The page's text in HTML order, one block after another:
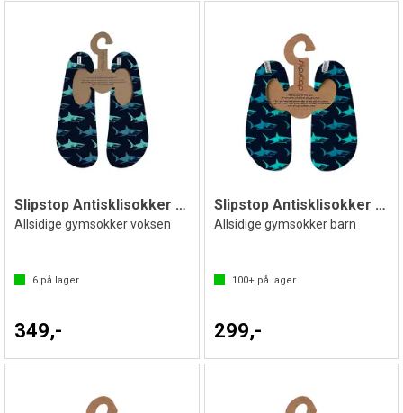
Slipstop Antisklisokker Big Blue
Allsidige gymsokker voksen
6 på lager
349,-
Slipstop Antisklisokker Big Blue Jr
Allsidige gymsokker barn
100+på lager
299,-